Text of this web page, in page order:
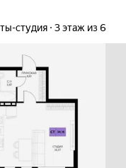
студия 3 этаж из 6